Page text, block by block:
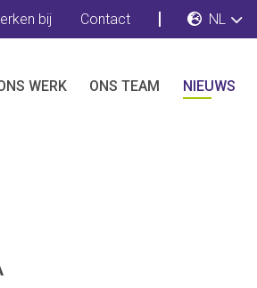
bij Contact NL
WERK ONS TEAM NIEUWS